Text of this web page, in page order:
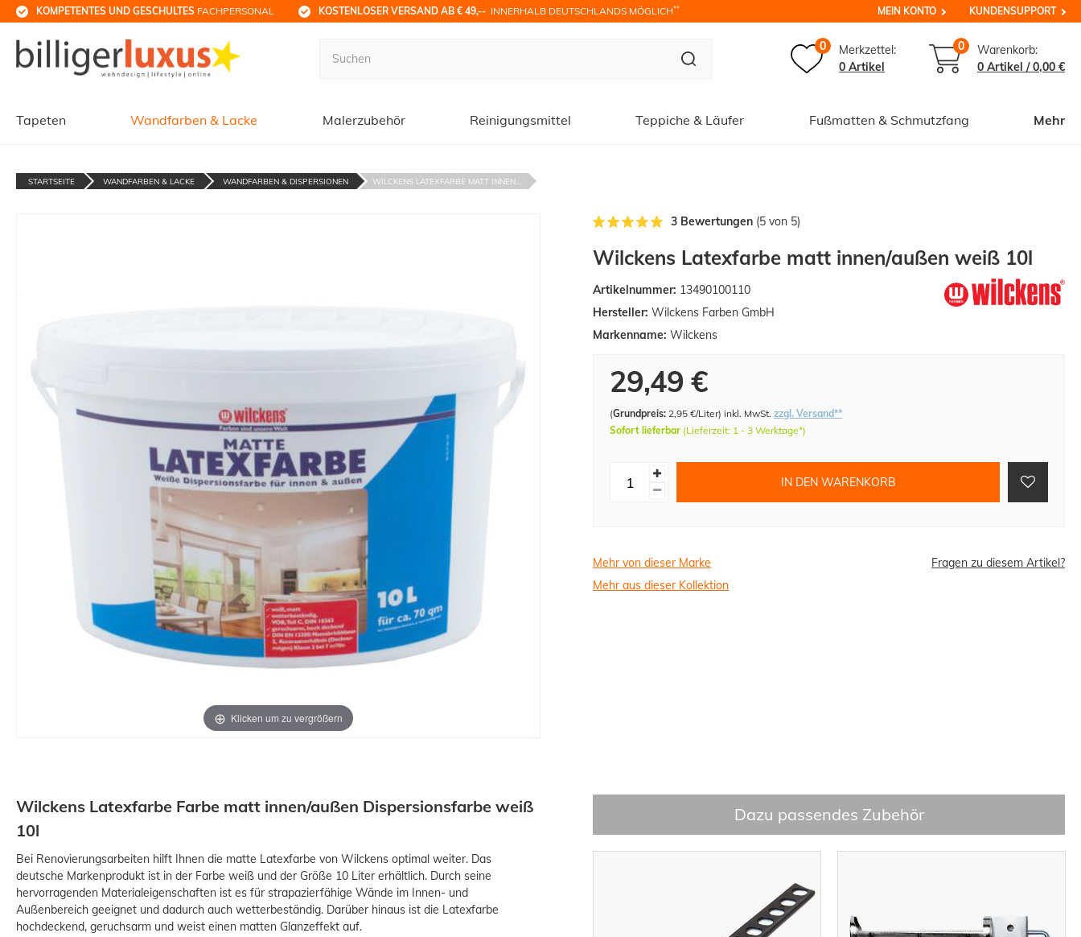
KOMPETENTES UND GESCHULTES FACHPERSONAL KOSTENLOSER VERSAND AB € 49,-- INNERHALB DEUTSCHLANDS MÖGLICH** MEIN KONTO KUNDENSUPPORT
0
Merkzettel:
0 Artikel
0
Warenkorb:
0 Artikel /0,00 €
Tapeten Wandfarben & Lacke Malerzubehör Reinigungsmittel Teppiche & Läufer Fußmatten & Schmutzfang Mehr
STARTSEITE WANDFARBEN & LACKE WANDFARBEN & DISPERSIONEN WILCKENS LATEXFARBE MATT INNEN...
Klicken um zu vergrößern
Wilckens Latexfarbe matt innen/außen weiß 10l
Artikelnummer: 13490100110
Hersteller: Wilckens Farben GmbH
Markenname: Wilckens
29,49 €
(Grundpreis: 2,95 €/Liter)inkl. MwSt.zzgl. Versand**
Sofort lieferbar (Lieferzeit: 1 - 3 Werktage*)
IN DEN WARENKORB
Mehr von dieser Marke
Fragen zu diesem Artikel?
Mehr aus dieser Kollektion
3 Bewertungen (5 von 5)
Wilckens Latexfarbe Farbe matt innen/außen Dispersionsfarbe weiß
10l
Bei Renovierungsarbeiten hilft Ihnen die matte Latexfarbe von Wilckens optimal weiter. Das
deutsche Markenprodukt ist in der Farbe weiß und der Größe 10 Liter erhältlich. Durch seine
hervorragenden Materialeigenschaften ist es für strapazierfähige Wände im Innen- und
Außenbereich geeignet und dadurch auch wetterbeständig. Darüber hinaus ist die Latexfarbe
hochdeckend, geruchsarm und weist einen matten Glanzeffekt auf.
Dazu passendes Zubehör